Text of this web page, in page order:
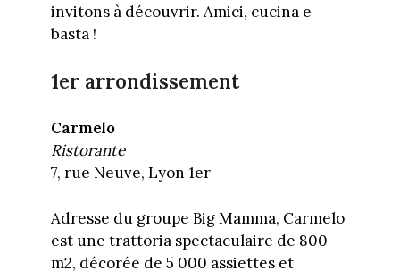
invitons à découvrir. Amici, cucina e
basta !
1er arrondissement
Carmelo
Ristorante
7, rue Neuve, Lyon 1er
Adresse du groupe Big Mamma, Carmelo
est une trattoria spectaculaire de 800
m2, décorée de 5 000 assiettes et